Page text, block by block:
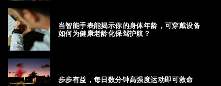
当智能手表能揭示你的身体年龄，可穿戴设备
如何为健康老龄化保驾护航？
步步有益，每日数分钟高强度运动即可救命